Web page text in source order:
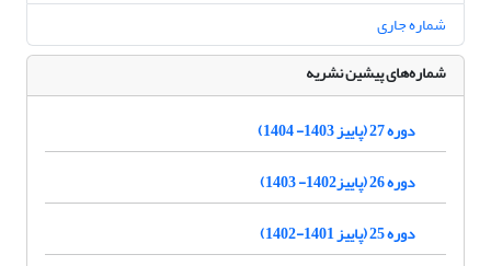
شماره جاری
شماره‌های پیشین نشریه
دوره 27 (پاییز 1403- 1404)
دوره 26 (پاییز1402- 1403)
دوره 25 (پاییز 1401-1402)